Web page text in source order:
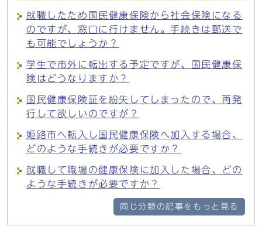
就職したため国民健康保険から社会保険になる
のですが、窓口に行けません。手続きは郵送で
も可能でしょうか？
学生で市外に転出する予定ですが、国民健康保
険はどうなりますか？
国民健康保険証を紛失してしまったので、再発
行して欲しいのですが？
姫路市へ転入し国民健康保険へ加入する場合、
どのような手続きが必要ですか？
就職して職場の健康保険に加入した場合、どの
ような手続きが必要ですか？
同じ分類の記事をもっと見る